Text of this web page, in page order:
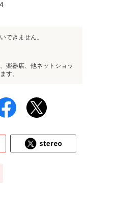
できません。
楽器店、他ネットショッ
す。